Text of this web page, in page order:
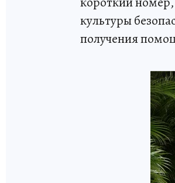
культуры
получения